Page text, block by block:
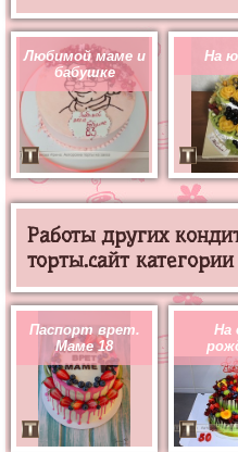
Любимой маме и
бабушке
На
Работы других
торты.сайт категории
Паспорт врет.
Маме 18
На